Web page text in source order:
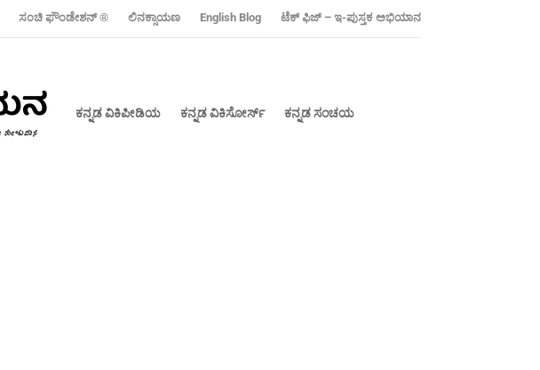
ಸಂಚಿ ಫೌಂಡೇಶನ್ ‍® ಲಿನಕ್ಸಾಯಣ ‍English Blog ಟೆಕ್ ಫಿಜ್ – ಇ-ಪುಸ್ತಕ ಅಭಿಯಾನ
ಕನ್ನಡ ವಿಕಿಪೀಡಿಯ ಕನ್ನಡ ವಿಕಿಸೋರ್ಸ್ ಕನ್ನಡ ಸಂಚಯ